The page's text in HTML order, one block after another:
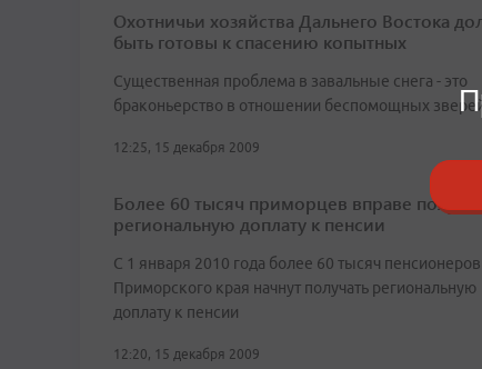
Охотничьи хозяйства Дальнего Востока
быть готовы к спасению копытных
Существенная проблема в завальные снега - это
браконьерство в отношении беспомощных
12:25, 15 декабря 2009
Более 60 тысяч приморцев вправе получать
региональную доплату к пенсии
С 1 января 2010 года более 60 тысяч пенсионеров
Приморского края начнут получать региональную
доплату к пенсии
12:20, 15 декабря 2009